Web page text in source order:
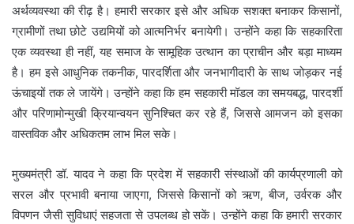
अर्थव्यवस्था की रीढ़ है। हमारी सरकार इसे और अधिक सशक्त बनाकर किसानों,
ग्रामीणों तथा छोटे उद्यमियों को आत्मनिर्भर बनायेगी। उन्होंने कहा कि सहकारिता
एक व्यवस्था ही नहीं, यह समाज के सामूहिक उत्थान का प्राचीन और बड़ा माध्यम
है। हम इसे आधुनिक तकनीक, पारदर्शिता और जनभागीदारी के साथ जोड़कर नई
ऊंचाइयों तक ले जायेंगे। उन्होंने कहा कि हम सहकारी मॉडल का समयबद्ध, पारदर्शी
और परिणामोन्मुखी क्रियान्वयन सुनिश्चित कर रहे हैं, जिससे आमजन को इसका
वास्तविक और अधिकतम लाभ मिल सके।
मुख्यमंत्री डॉ. यादव ने कहा कि प्रदेश में सहकारी संस्थाओं की कार्यप्रणाली को
सरल और प्रभावी बनाया जाएगा, जिससे किसानों को ऋण, बीज, उर्वरक और
विपणन जैसी सुविधाएं सहजता से उपलब्ध हो सकें। उन्होंने कहा कि हमारी सरकार